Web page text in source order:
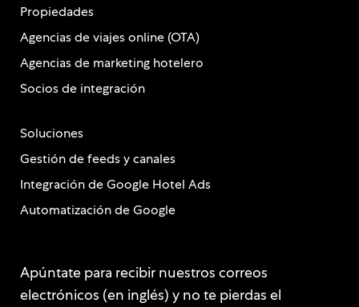
Propiedades
Agencias de viajes online (OTA)
Agencias de marketing hotelero
Socios de integración
Soluciones
Gestión de feeds y canales
Integración de Google Hotel Ads
Automatización de Google
Apúntate para recibir nuestros correos
electrónicos (en inglés) y no te pierdas el